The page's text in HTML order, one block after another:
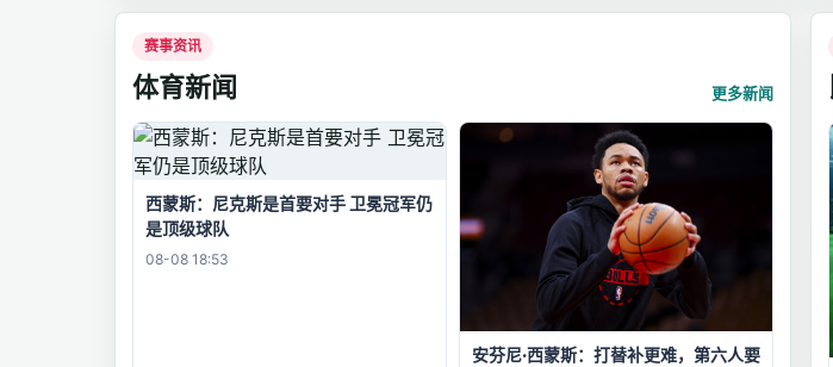
赛事资讯
体育新闻 更多新闻
西蒙斯：尼克斯是首要对手 卫冕冠军仍
是顶级球队
08-08 18:53
安芬尼·西蒙斯：打替补更难，第六人要